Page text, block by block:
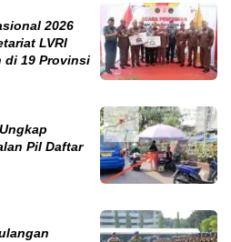
2026
LVRI
di 19 Provinsi
Pil Daftar